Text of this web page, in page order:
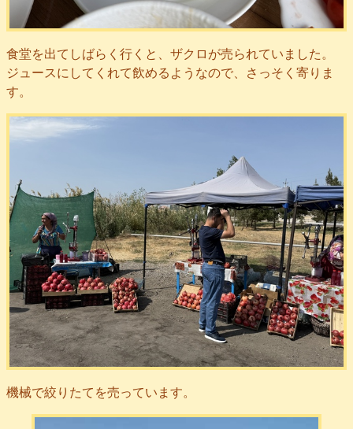
食堂を出てしばらく行くと、ザクロが売られていました。
ジュースにしてくれて飲めるようなので、さっそく寄りま
す。
機械で絞りたてを売っています。